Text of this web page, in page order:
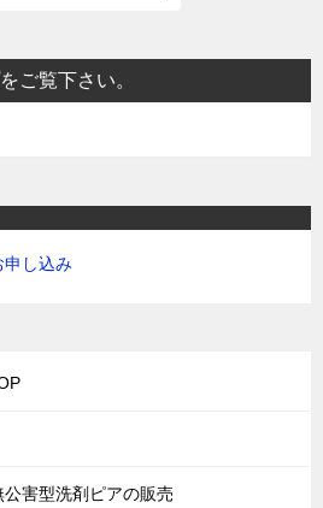
ご覧下さい。
申し込み
害型洗剤ピアの販売